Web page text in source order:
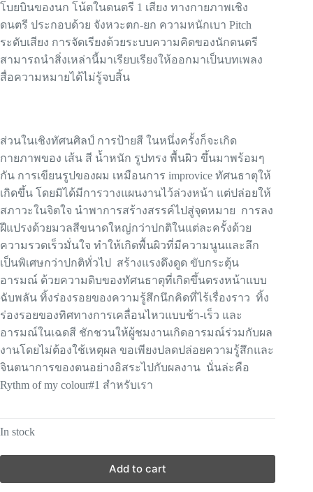
โบยบินของนก โน้ตในดนตรี 1 เสียง ทางกายภาพเชิง
ดนตรี ประกอบด้วย จังหวะตก-ยก ความหนักเบา Pitch
ระดับเสียง การจัดเรียงด้วยระบบความคิดของนักดนตรี
สามารถนำสิ่งเหล่านี้มาเรียบเรียงให้ออกมาเป็นบทเพลง
สื่อความหมายได้ไม่รู้จบสิ้น
ส่วนในเชิงทัศนศิลป์ การป้ายสี ในหนึ่งครั้งก็จะเกิด
กายภาพของ เส้น สี น้ำหนัก รูปทรง พื้นผิว ขึ้นมาพร้อมๆ
กัน การเขียนรูปของผม เหมือนการ improvice ทัศนธาตุให้
เกิดขึ้น โดยมิได้มีการวางแผนงานไว้ล่วงหน้า แต่ปล่อยให้
สภาวะในจิตใจ นำพาการสร้างสรรค์ไปสู่จุดหมาย การลง
ฝีแปรงด้วยมวลสีขนาดใหญ่กว่าปกติในแต่ละครั้งด้วย
ความรวดเร็วมั่นใจ ทำให้เกิดพื้นผิวที่มีความนูนและลึก
เป็นพิเศษกว่าปกติทั่วไป สร้างแรงดึงดูด ขับกระตุ้น
อารมณ์ ด้วยความดิบของทัศนธาตุที่เกิดขึ้นตรงหน้าแบบ
ฉับพลัน ทิ้งร่องรอยของความรู้สึกนึกคิดที่ไร้เรื่องราว ทิ้ง
ร่องรอยของทิศทางการเคลื่อนไหวแบบช้า-เร็ว และ
อารมณ์ในเฉดสี ชักชวนให้ผู้ชมงานเกิดอารมณ์ร่วมกับผล
งานโดยไม่ต้องใช้เหตุผล ขอเพียงปลดปล่อยความรู้สึกและ
จินตนาการของตนอย่างอิสระไปกับผลงาน นั่นล่ะคือ
Rythm of my colour#1 สำหรับเรา
In stock
Add to cart